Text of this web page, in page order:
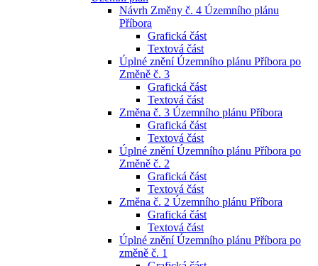
Návrh Změny č. 4 Územního plánu
Příbora
Grafická část
Textová část
Úplné znění Územního plánu Příbora po
Změně č. 3
Grafická část
Textová část
Změna č. 3 Územního plánu Příbora
Grafická část
Textová část
Úplné znění Územního plánu Příbora po
Změně č. 2
Grafická část
Textová část
Změna č. 2 Územního plánu Příbora
Grafická část
Textová část
Úplné znění Územního plánu Příbora po
změně č. 1